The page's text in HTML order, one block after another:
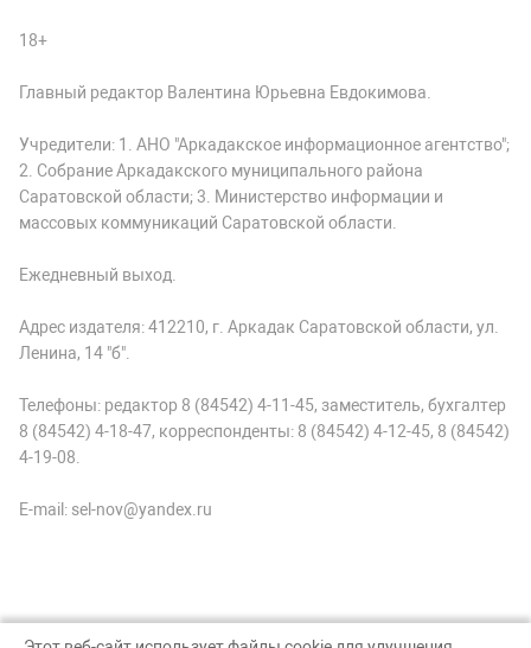
18+
Главный редактор Валентина Юрьевна Евдокимова.
Учредители: 1. АНО "Аркадакское информационное агентство";
2. Собрание Аркадакского муниципального района
Саратовской области; 3. Министерство информации и
массовых коммуникаций Саратовской области.
Ежедневный выход.
Адрес издателя: 412210, г. Аркадак Саратовской области, ул.
Ленина, 14 "б".
Телефоны: редактор 8 (84542) 4-11-45, заместитель, бухгалтер
8 (84542) 4-18-47, корреспонденты: 8 (84542) 4-12-45, 8 (84542)
4-19-08.
E-mail: sel-nov@yandex.ru